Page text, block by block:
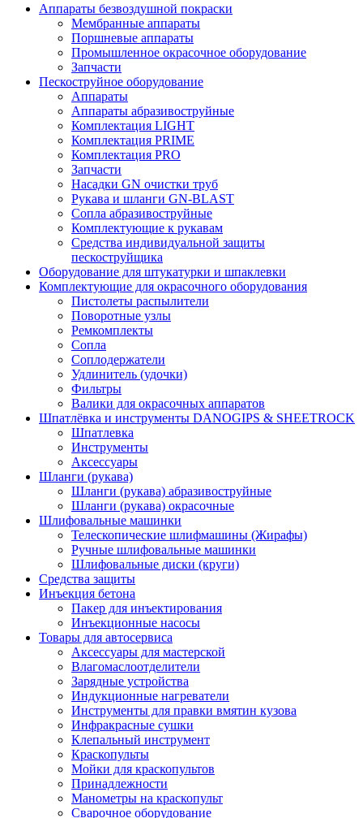
Аппараты безвоздушной покраски
Мембранные аппараты
Поршневые аппараты
Промышленное окрасочное оборудование
Запчасти
Пескоструйное оборудование
Аппараты
Аппараты абразивоструйные
Комплектация LIGHT
Комплектация PRIME
Комплектация PRO
Запчасти
Насадки GN очистки труб
Рукава и шланги GN-BLAST
Сопла абразивоструйные
Комплектующие к рукавам
Средства индивидуальной защиты
пескоструйщика
Оборудование для штукатурки и шпаклевки
Комплектующие для окрасочного оборудования
Пистолеты распылители
Поворотные узлы
Ремкомплекты
Сопла
Соплодержатели
Удлинитель (удочки)
Фильтры
Валики для окрасочных аппаратов
Шпатлёвка и инструменты DANOGIPS & SHEETROCK
Шпатлевка
Инструменты
Аксессуары
Шланги (рукава)
Шланги (рукава) абразивоструйные
Шланги (рукава) окрасочные
Шлифовальные машинки
Телескопические шлифмашины (Жирафы)
Ручные шлифовальные машинки
Шлифовальные диски (круги)
Средства защиты
Инъекция бетона
Пакер для инъектирования
Инъекционные насосы
Товары для автосервиса
Аксессуары для мастерской
Влагомаслоотделители
Зарядные устройства
Индукционные нагреватели
Инструменты для правки вмятин кузова
Инфракрасные сушки
Клепальный инструмент
Краскопульты
Мойки для краскопультов
Принадлежности
Манометры на краскопульт
Сварочное оборудование